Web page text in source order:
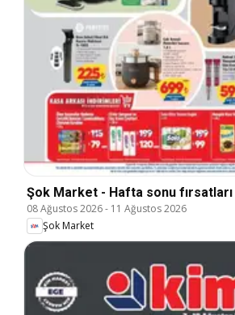
Şok Market - Hafta sonu fırsatları
08 Ağustos 2026- 11 Ağustos 2026
Şok Market